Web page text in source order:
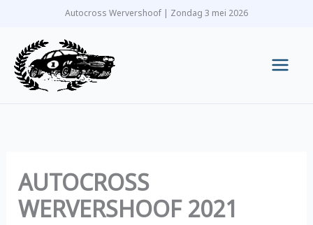
inhoud
Autocross Wervershoof | Zondag 3 mei 2026
AUTOCROSS
WERVERSHOOF 2021